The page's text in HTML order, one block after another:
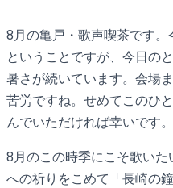
8月の亀戸・歌声喫茶です
ということですが、今日の
暑さが続いています。会場
苦労ですね。せめてこのひ
んでいただければ幸いです。
8月のこの時季にこそ歌い
への祈りをこめて「長崎の